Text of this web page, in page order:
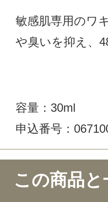
敏感肌専用のワ
や臭いを抑え、
容量：30ml
申込番号：
この商品
2件のレビュー
この商品